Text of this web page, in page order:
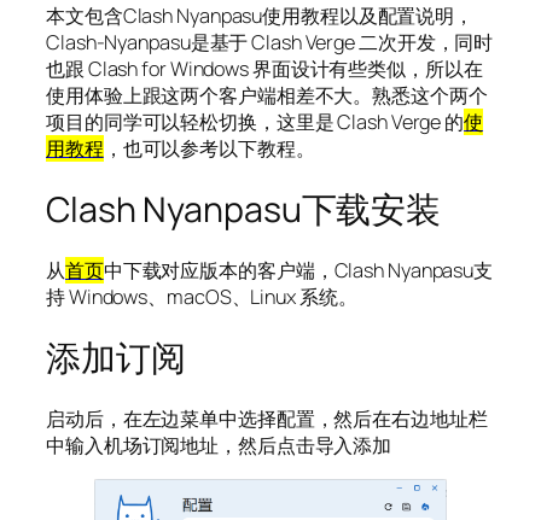
本文包含Clash Nyanpasu使用教程以及配置说明，
Clash-Nyanpasu是基于 Clash Verge 二次开发，同时
也跟 Clash for Windows 界面设计有些类似，所以在
使用体验上跟这两个客户端相差不大。熟悉这个两个
项目的同学可以轻松切换，这里是 Clash Verge 的使
用教程 ，也可以参考以下教程。
Clash Nyanpasu下载安装
从首页中下载对应版本的客户端，Clash Nyanpasu支
持 Windows、macOS、Linux 系统。
添加订阅
启动后，在左边菜单中选择配置，然后在右边地址栏
中输入机场订阅地址，然后点击导入添加